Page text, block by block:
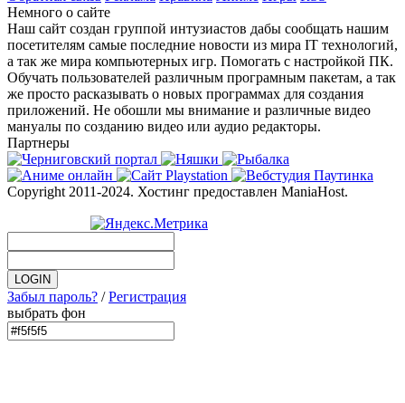
Немного о сайте
Наш сайт создан группой интузиастов дабы сообщать нашим
посетителям самые последние новости из мира IT технологий,
а так же мира компьютерных игр. Помогать с настройкой ПК.
Обучать пользователей различным програмным пакетам, а так
же просто расказывать о новых программах для создания
приложений. Не обошли мы внимание и различные видео
мануалы по созданию видео или аудио редакторы.
Партнеры
Copyright 2011-2024. Хостинг предоставлен ManiaHost.
Забыл пароль? /Регистрация
выбрать фон